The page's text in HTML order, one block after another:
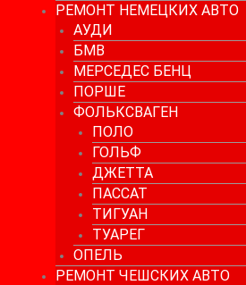
РЕМОНТ НЕМЕЦКИХ АВТО
АУДИ
БМВ
МЕРСЕДЕС БЕНЦ
ПОРШЕ
ФОЛЬКСВАГЕН
ПОЛО
ГОЛЬФ
ДЖЕТТА
ПАССАТ
ТИГУАН
ТУАРЕГ
ОПЕЛЬ
РЕМОНТ ЧЕШСКИХ АВТО